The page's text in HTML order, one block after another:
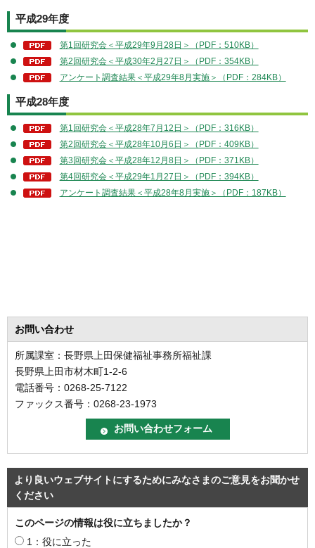
平成29年度
第1回研究会＜平成29年9月28日＞（PDF：510KB）
第2回研究会＜平成30年2月27日＞（PDF：354KB）
アンケート調査結果＜平成29年8月実施＞（PDF：284KB）
平成28年度
第1回研究会＜平成28年7月12日＞（PDF：316KB）
第2回研究会＜平成28年10月6日＞（PDF：409KB）
第3回研究会＜平成28年12月8日＞（PDF：371KB）
第4回研究会＜平成29年1月27日＞（PDF：394KB）
アンケート調査結果＜平成28年8月実施＞（PDF：187KB）
お問い合わせ
所属課室：長野県上田保健福祉事務所福祉課
長野県上田市材木町1-2-6
電話番号：0268-25-7122
ファックス番号：0268-23-1973
より良いウェブサイトにするためにみなさまのご意見をお聞かせ
ください
このページの情報は役に立ちましたか？
1：役に立った